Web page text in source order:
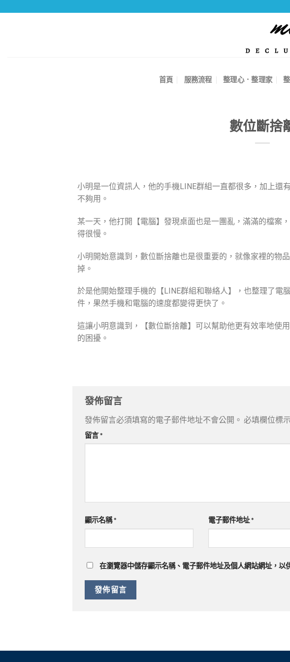
首頁 服務流程 整理心．整理家
數位斷捨
小明是一位資訊人，他的手機LINE群組一直都很多，加上還
不夠用。
某一天，他打開【電腦】發現桌面也是一團亂，滿滿的檔案
得很慢。
小明開始意識到，數位斷捨離也是很重要的，就像家裡的物
掉。
於是他開始整理手機的【 LINE群組和聯絡人】，也整理了電
件，果然手機和電腦的速度都變得更快了。
這讓小明意識到，【數位斷捨離】可以幫助他更有效率地使
的困擾。
發佈留言
發佈留言必須填寫的電子郵件地址不會公開。 必填欄位標
留言*
顯示名稱* 電子郵件地址*
在瀏覽器中儲存顯示名稱、電子郵件地址及個人網站網址，以